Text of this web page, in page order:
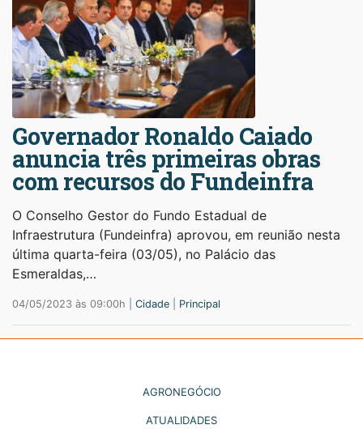
Governador Ronaldo Caiado
anuncia três primeiras obras
com recursos do Fundeinfra
O Conselho Gestor do Fundo Estadual de
Infraestrutura (Fundeinfra) aprovou, em reunião nesta
última quarta-feira (03/05), no Palácio das
Esmeraldas,…
04/05/2023 às 09:00h | Cidade Principal
AGRONEGÓCIO
ATUALIDADES